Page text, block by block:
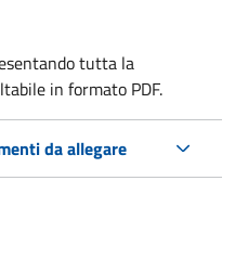
tutta la
in formato PDF.
da allegare